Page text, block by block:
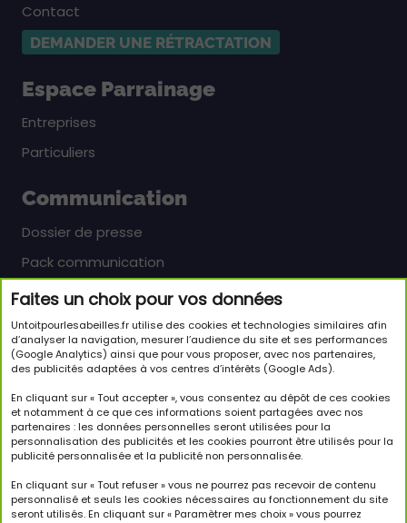
Faites un choix pour vos données
Untoitpourlesabeilles.fr utilise des cookies et technologies similaires afin
d’analyser la navigation, mesurer l’audience du site et ses performances
(Google Analytics) ainsi que pour vous proposer, avec nos partenaires,
des publicités adaptées à vos centres d’intérêts (Google Ads).
En cliquant sur « Tout accepter », vous consentez au dépôt de ces cookies
et notamment à ce que ces informations soient partagées avec nos
partenaires : les données personnelles seront utilisées pour la
personnalisation des publicités et les cookies pourront être utilisés pour la
publicité personnalisée et la publicité non personnalisée.
En cliquant sur « Tout refuser » vous ne pourrez pas recevoir de contenu
personnalisé et seuls les cookies nécessaires au fonctionnement du site
seront utilisés. En cliquant sur « Paramètrer mes choix » vous pourrez
Contact
DEMANDER UNE RÉTRACTATION
Espace Parrainage
Entreprises
Particuliers
Communication
Dossier de presse
Pack communication
Newsletter
Inscrivez-vous pour en savoir plus sur le monde
passionnant des abeilles et sur notre initiative.
JE M'INSCRIS À LA NEWSLETTER
Suivez-nous